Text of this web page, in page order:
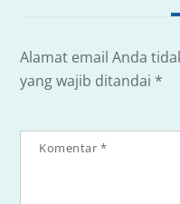
Alamat email Anda
yang wajib ditandai *
Komentar*